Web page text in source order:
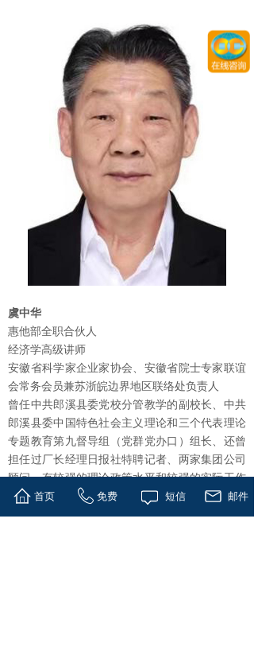
虞中华
惠他部全职合伙人
经济学高级讲师
安徽省科学家企业家协会、安徽省院士专家联谊
会常务会员兼苏浙皖边界地区联络处负责人
曾任中共郎溪县委党校分管教学的副校长、中共
郎溪县委中国特色社会主义理论和三个代表理论
专题教育第九督导组（党群党办口）组长、还曾
担任过厂长经理日报社特聘记者、两家集团公司
顾问，有较强的理论政策水平和较强的实际工作
能力，有一定的社会基础和较好的人脉资源。
首页 免费 短信 邮件